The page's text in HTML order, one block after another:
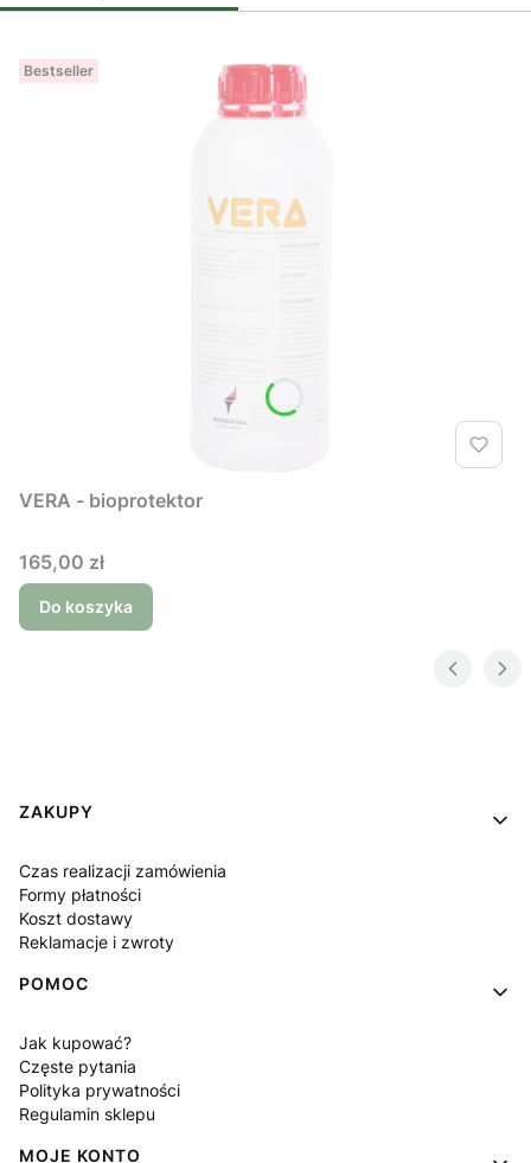
Bestseller
VERA - bioprotektor
Cena
165,00 zł
Do koszyka
Linki w stopce
ZAKUPY
Czas realizacji zamówienia
Formy płatności
Koszt dostawy
Reklamacje i zwroty
POMOC
Jak kupować?
Częste pytania
Polityka prywatności
Regulamin sklepu
MOJE KONTO